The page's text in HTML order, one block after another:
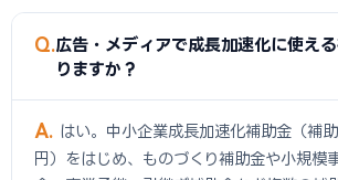
Q 広告・メディアで成長加速化に使え
りますか？
A
はい。中小企業成長加速化補助金（補
円）をはじめ、ものづくり補助金や小規模